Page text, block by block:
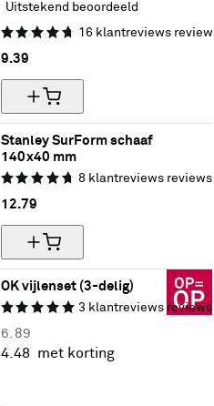
Uitstekend beoordeeld
16 klantreviews
9.39
Stanley SurForm schaaf
140x40 mm
8 klantreviews reviews
12.79
OK vijlenset (3-delig)
3 klantreviews reviews
6. 89
4. 48
met korting